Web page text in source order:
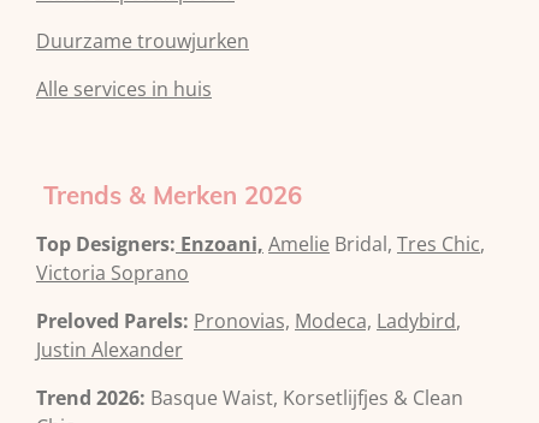
Duurzame trouwjurken
Alle services in huis
Trends & Merken 2026
Top Designers: Enzoani, Amelie Bridal, Tres Chic,
Victoria Soprano
Preloved Parels: Pronovias, Modeca, Ladybird,
Justin Alexander
Trend 2026: Basque Waist, Korsetlijfjes & Clean